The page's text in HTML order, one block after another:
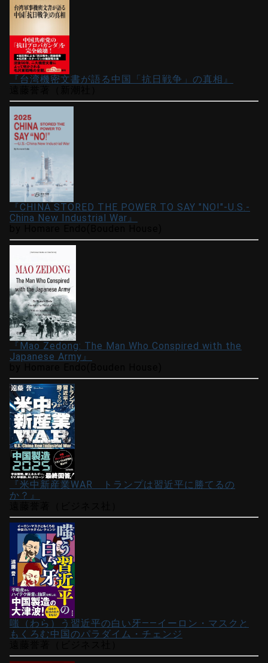
『台湾機密文書が語る中国「抗日戦争」の真相』
『CHINA STORED THE POWER TO SAY "NO!"-U.S.-
China New Industrial War』
『Mao Zedong: The Man Who Conspired with the
Japanese Army』
『米中新産業WAR トランプは習近平に勝てるの
か？』
嗤（わら）う習近平の白い牙――イーロン・マスクと
もくろむ中国のパラダイム・チェンジ